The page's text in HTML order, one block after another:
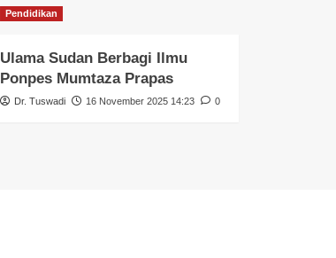
Pendidikan
Ulama Sudan Berbagi Ilmu
Ponpes Mumtaza Prapas
Dr. Tuswadi 16 November 2025 14:23 0